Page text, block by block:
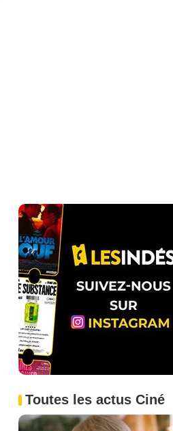
Toutes les actus Ciné